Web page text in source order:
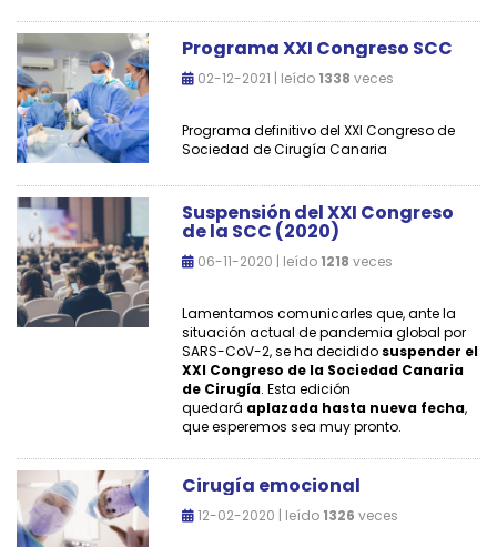
Programa XXI Congreso SCC
02-12-2021 | leído 1338 veces
Programa definitivo del XXI Congreso de
Sociedad de Cirugía Canaria
Suspensión del XXI Congreso
de la SCC (2020)
06-11-2020 | leído 1218 veces
Lamentamos comunicarles que, ante la
situación actual de pandemia global por
SARS-CoV-2, se ha decidido suspender el
XXI Congreso de la Sociedad Canaria
de Cirugía. Esta edición
quedará aplazada hasta nueva fecha,
que esperemos sea muy pronto.
Cirugía emocional
12-02-2020 | leído 1326 veces